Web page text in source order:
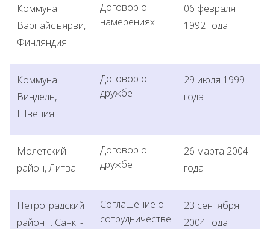
Коммуна
Варпайсъярви,
Финляндия
Договор о
намерениях
06 февраля
1992 года
Коммуна
Винделн,
Швеция
Договор о
дружбе
29 июля 1999
года
Молетский
район, Литва
Договор о
дружбе
26 марта 2004
года
Петроградский
район г. Санкт-
Соглашение о
сотрудничестве
23 сентября
2004 года